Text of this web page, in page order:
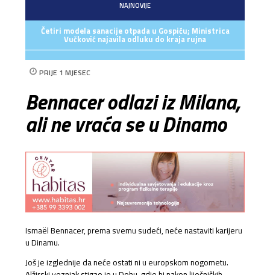
NAJNOVIJE
Četiri modela sanacije otpada u Gospiću; Ministrica
Vučković najavila odluku do kraja rujna
PRIJE 1 MJESEC
Bennacer odlazi iz Milana,
ali ne vraća se u Dinamo
Ismaël Bennacer, prema svemu sudeći, neće nastaviti karijeru
u Dinamu.
Još je izglednije da neće ostati ni u europskom nogometu.